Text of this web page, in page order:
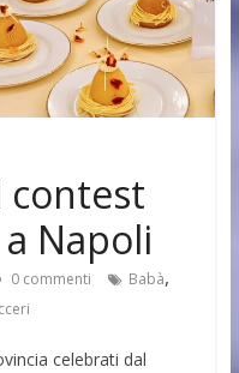
contest
Napoli
0 commenti Babà,
celebrati dal